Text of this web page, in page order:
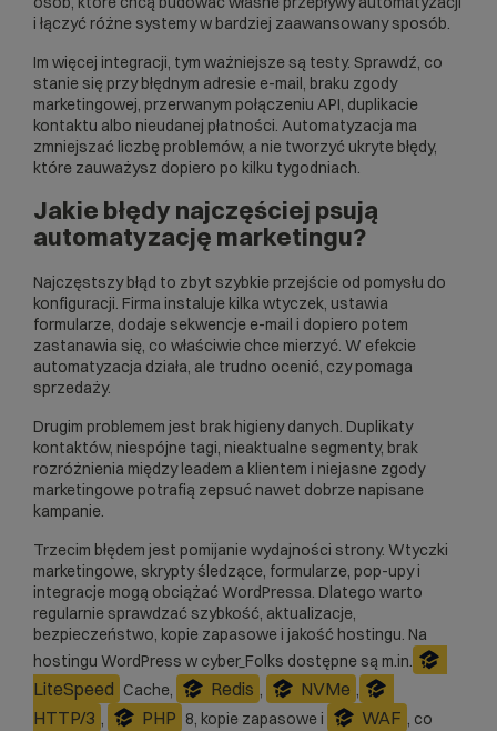
i łączyć różne systemy w bardziej zaawansowany sposób.
Im więcej integracji, tym ważniejsze są testy. Sprawdź, co
stanie się przy błędnym adresie e-mail, braku zgody
marketingowej, przerwanym połączeniu API, duplikacie
kontaktu albo nieudanej płatności. Automatyzacja ma
zmniejszać liczbę problemów, a nie tworzyć ukryte błędy,
które zauważysz dopiero po kilku tygodniach.
Jakie błędy najczęściej psują
automatyzację marketingu?
Najczęstszy błąd to zbyt szybkie przejście od pomysłu do
konfiguracji. Firma instaluje kilka wtyczek, ustawia
formularze, dodaje sekwencje e-mail i dopiero potem
zastanawia się, co właściwie chce mierzyć. W efekcie
automatyzacja działa, ale trudno ocenić, czy pomaga
sprzedaży.
Drugim problemem jest brak higieny danych. Duplikaty
kontaktów, niespójne tagi, nieaktualne segmenty, brak
rozróżnienia między leadem a klientem i niejasne zgody
marketingowe potrafią zepsuć nawet dobrze napisane
kampanie.
Trzecim błędem jest pomijanie wydajności strony. Wtyczki
marketingowe, skrypty śledzące, formularze, pop-upy i
integracje mogą obciążać WordPressa. Dlatego warto
regularnie sprawdzać szybkość, aktualizacje,
bezpieczeństwo, kopie zapasowe i jakość hostingu. Na
hostingu WordPress w cyber_Folks dostępne są m.in.
LiteSpeed Cache, Redis , NVMe ,
HTTP/3 , PHP 8, kopie zapasowe i WAF , co